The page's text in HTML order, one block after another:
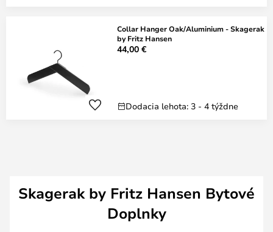
Collar Hanger Oak/Aluminium - Skagerak
by Fritz Hansen
44,00 €
Dodacia lehota: 3 - 4 týždne
Skagerak by Fritz Hansen Bytové
Doplnky